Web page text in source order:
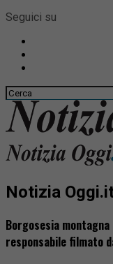
Seguici su
Notizia
Borgosesia
responsabile filmato